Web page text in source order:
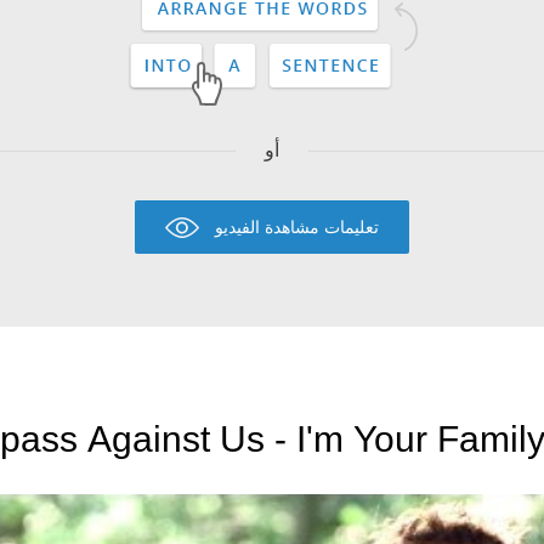
أو
تعليمات مشاهدة الفيديو
Against Us - I'm Your